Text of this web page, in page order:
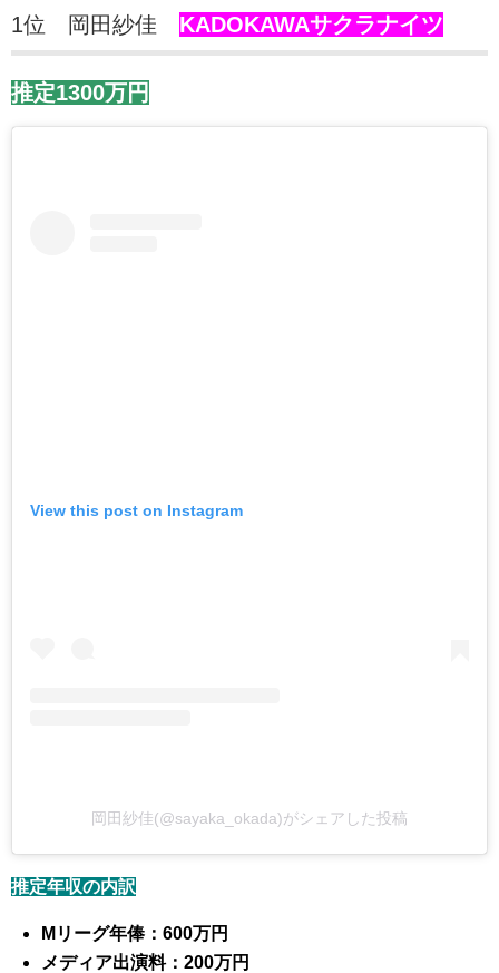
1位 岡田紗佳 KADOKAWAサクラナイツ
推定1300万円
View this post on Instagram
岡田紗佳(@sayaka_okada)がシェアした投稿
推定年収の内訳
Mリーグ年俸：600万円
メディア出演料：200万円